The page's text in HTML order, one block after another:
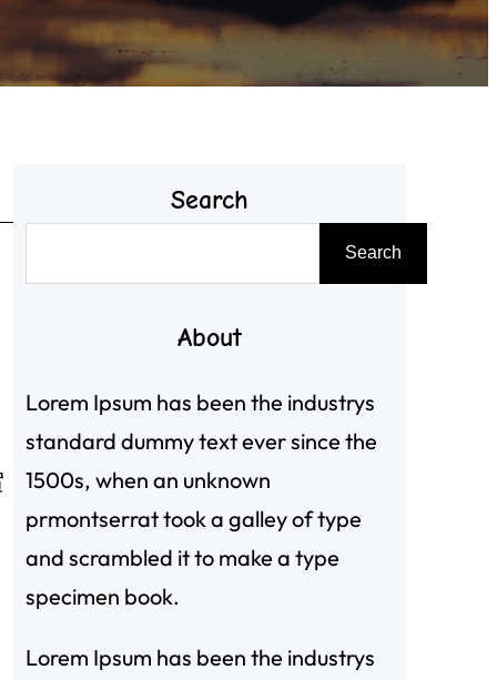
Search
尋
Search
About
Lorem Ipsum has been the industrys
standard dummy text ever since the
1500s, when an unknown
prmontserrat took a galley of type
and scrambled it to make a type
specimen book.
Lorem Ipsum has been the industrys